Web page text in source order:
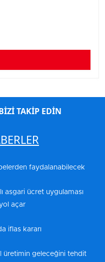
TAKİP EDİN
faydalanabilecek
asgari ücret uygulaması
açar
iflas kararı
üretimin geleceğini tehdit